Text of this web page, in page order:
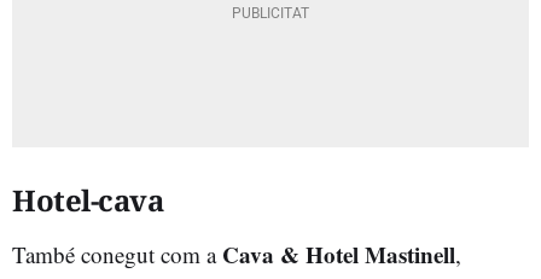
Hotel-cava
També conegut com a Cava & Hotel Mastinell,